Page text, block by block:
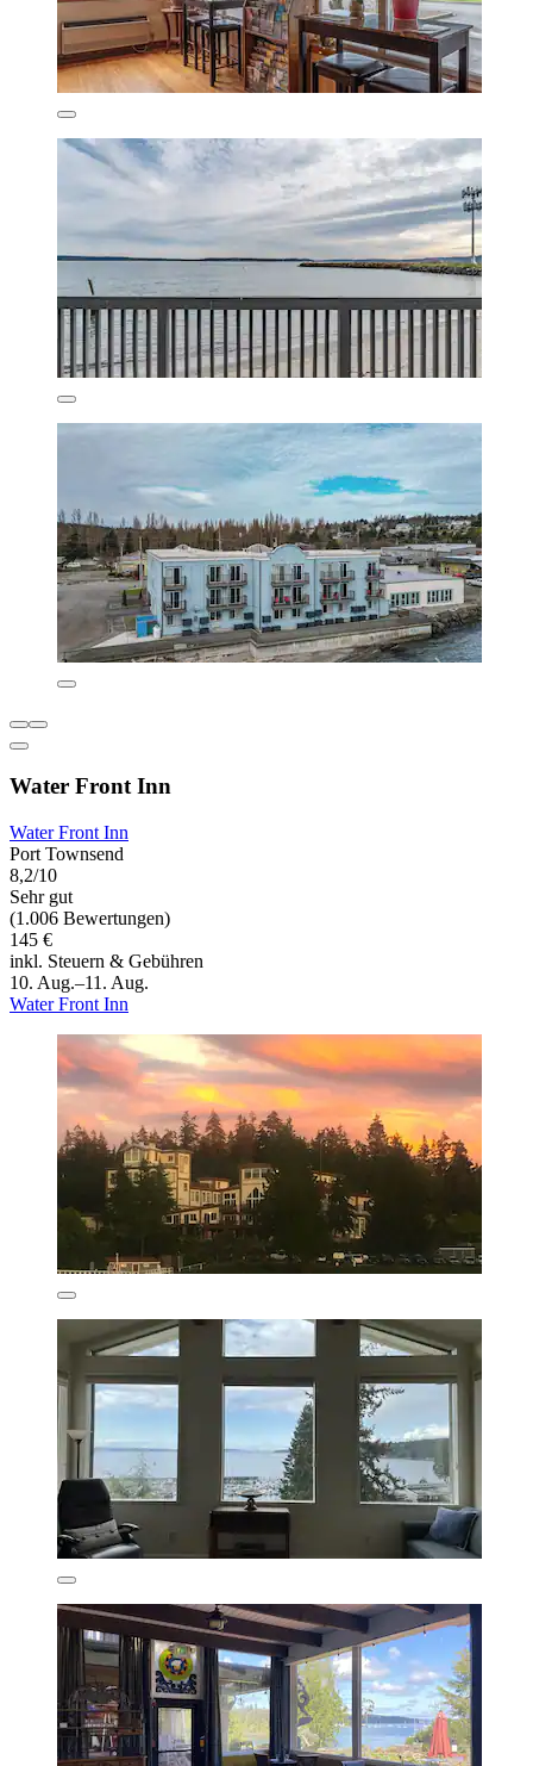
Water Front Inn
Water Front Inn
Port Townsend
8,2/10
Sehr gut
(1.006 Bewertungen)
145 €
inkl. Steuern & Gebühren
10. Aug.–11. Aug.
Water Front Inn